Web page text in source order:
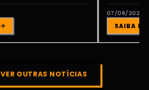
07/08/2026
SAIBA
VER OUTRAS NOTÍCIAS